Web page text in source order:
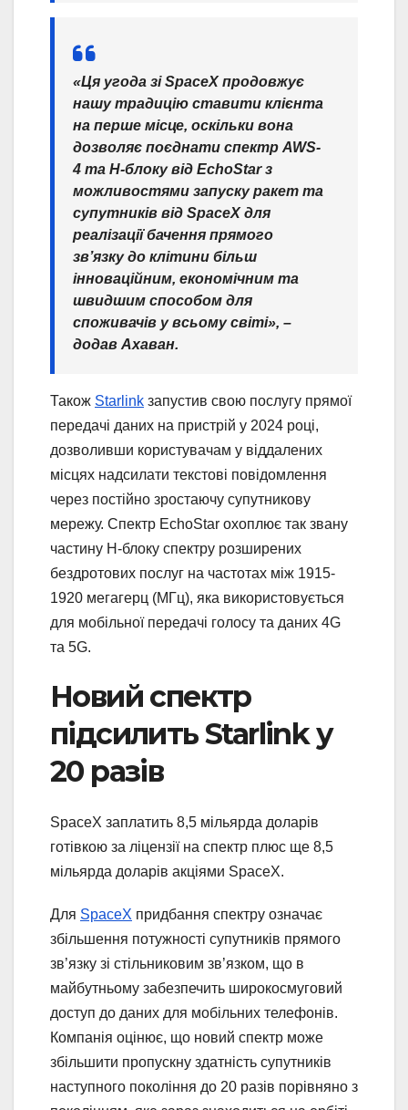
«Ця угода зі SpaceX продовжує
нашу традицію ставити клієнта
на перше місце, оскільки вона
дозволяє поєднати спектр AWS-
4 та H-блоку від EchoStar з
можливостями запуску ракет та
супутників від SpaceX для
реалізації бачення прямого
зв’язку до клітини більш
інноваційним, економічним та
швидшим способом для
споживачів у всьому світі», –
додав Ахаван.
Також Starlink запустив свою послугу прямої
передачі даних на пристрій у 2024 році,
дозволивши користувачам у віддалених
місцях надсилати текстові повідомлення
через постійно зростаючу супутникову
мережу. Спектр EchoStar охоплює так звану
частину H-блоку спектру розширених
бездротових послуг на частотах між 1915-
1920 мегагерц (МГц), яка використовується
для мобільної передачі голосу та даних 4G
та 5G.
Новий спектр
підсилить Starlink у
20 разів
SpaceX заплатить 8,5 мільярда доларів
готівкою за ліцензії на спектр плюс ще 8,5
мільярда доларів акціями SpaceX.
Для SpaceX придбання спектру означає
збільшення потужності супутників прямого
зв’язку зі стільниковим зв’язком, що в
майбутньому забезпечить широкосмуговий
доступ до даних для мобільних телефонів.
Компанія оцінює, що новий спектр може
збільшити пропускну здатність супутників
наступного покоління до 20 разів порівняно з